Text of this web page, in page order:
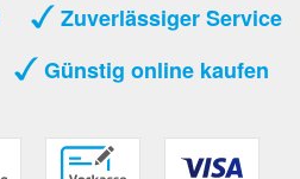
Zuverlässiger Service
Günstig online kaufen